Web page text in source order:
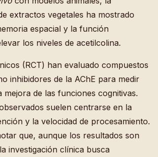
extractos vegetales ha mostrado
espacial y la función
los niveles de acetilcolina.
(RCT) han evaluado compuestos
inhibidores de la AChE para medir
mejora de las funciones cognitivas.
suelen centrarse en la
y la velocidad de procesamiento.
que, aunque los resultados son
investigación clínica busca